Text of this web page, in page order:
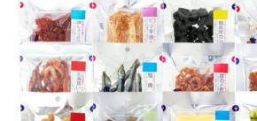
ご利用ガイド
直営店